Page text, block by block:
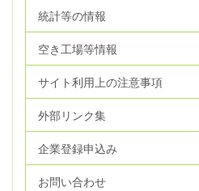
統計等の情報
空き工場等情報
サイト利用上の注意事項
外部リンク集
企業登録申込み
お問い合わせ